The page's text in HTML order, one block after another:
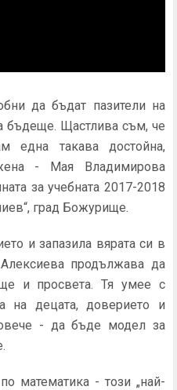
да бъдат пазители на
бъдеще. Щастлива съм, че
една такава достойна,
- Мая Владимирова
за учебната 2017-2018
град Божурище.
и запазила вярата си в
продължава да
и просвета. Тя умее с
на децата, доверието и
- да бъде модел за
математика - този „най-